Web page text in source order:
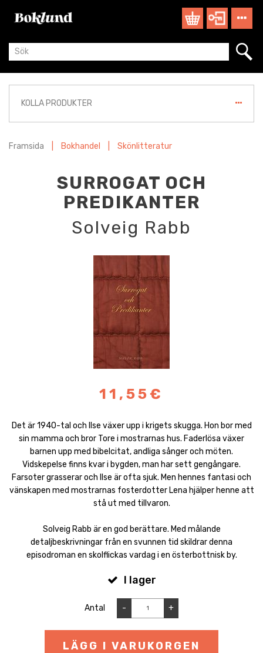
KOLLA PRODUKTER
Framsida Bokhandel Skönlitteratur
SURROGAT OCH
PREDIKANTER
Solveig Rabb
11,55€
Det är 1940-tal och Ilse växer upp i krigets skugga. Hon bor med
sin mamma och bror Tore i mostrarnas hus. Faderlösa växer
barnen upp med bibelcitat, andliga sånger och möten.
Vidskepelse finns kvar i bygden, man har sett gengångare.
Farsoter grasserar och Ilse är ofta sjuk. Men hennes fantasi och
vänskapen med mostrarnas fosterdotter Lena hjälper henne att
stå ut med tillvaron.
Solveig Rabb är en god berättare. Med målande
detaljbeskrivningar från en svunnen tid skildrar denna
episodroman en skolflickas vardag i en österbottnisk by.
I lager
Antal - +
LÄGG I VARUKORGEN